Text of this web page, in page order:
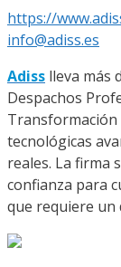
https://
info@adiss.es
Adiss lleva más
Despachos
tecnológicas
reales. La firma
confianza para
que requiere un